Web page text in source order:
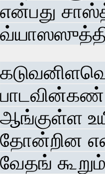
என்பது
பாடவின்கண்
ஆங்குள்ள
தோன்றின
வேதங்